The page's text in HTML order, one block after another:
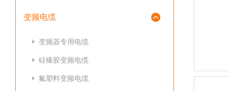
变频电缆
变频器专用电缆
硅橡胶变频电缆
氟塑料变频电缆